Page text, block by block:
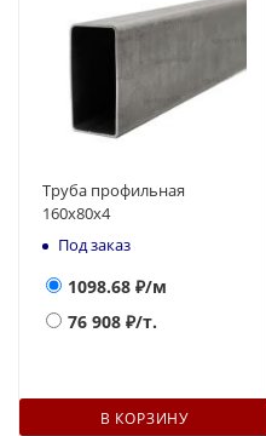
Труба профильная
160х80х4
Под заказ
1098.68 ₽/м
76 908 ₽/т.
В КОРЗИНУ